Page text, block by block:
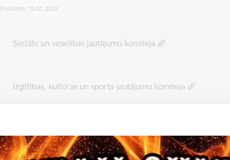
Publicēts: 15.01.2024.
Sociālo un veselības jautājumu komiteja
Izglītības, kultūras un sporta jautājumu komiteja